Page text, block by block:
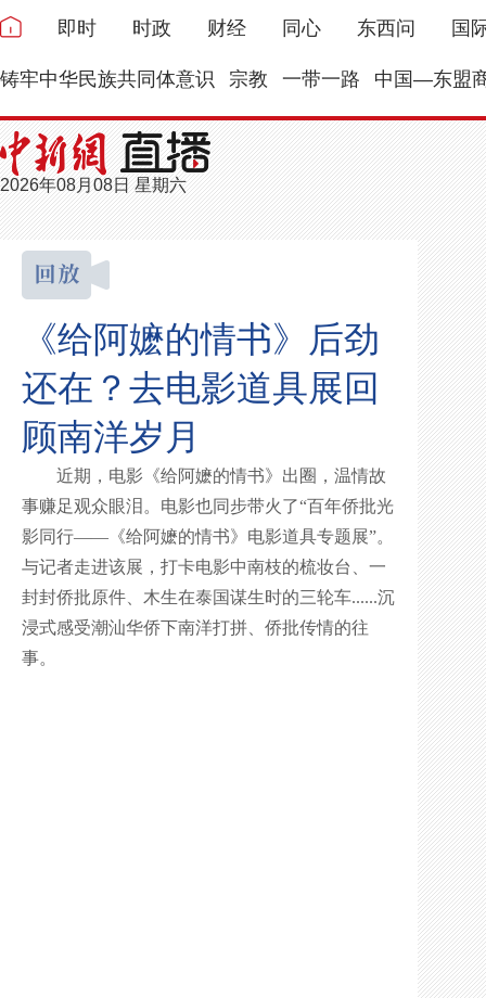
即时 时政 财经 同心 东西问 国
铸牢中华民族共同体意识 宗教 一带一路 中国—东盟
2026年08月08日 星期六
《给阿嬷的情书》后劲
还在？去电影道具展回
顾南洋岁月
近期，电影《给阿嬷的情书》出圈，温情故
事赚足观众眼泪。电影也同步带火了“百年侨批光
影同行——《给阿嬷的情书》电影道具专题展”。
与记者走进该展，打卡电影中南枝的梳妆台、一
封封侨批原件、木生在泰国谋生时的三轮车......沉
浸式感受潮汕华侨下南洋打拼、侨批传情的往
事。